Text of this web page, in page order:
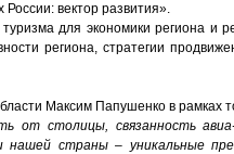
вектор развития».
для экономики региона и
региона, стратегии
Максим Папушенко в рамках
от столицы, связанность
нашей страны – уникальные